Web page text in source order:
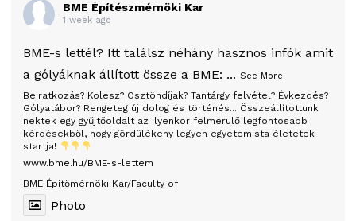
BME Építészmérnöki Kar
1 week ago
BME-s lettél? Itt találsz néhány hasznos infók amit
a gólyáknak állított össze a BME:
Beiratkozás? Kolesz? Ösztöndíjak? Tantárgy felvétel? Évkezdés?
Gólyatábor? Rengeteg új dolog és történés... Összeállítottunk
nektek egy gyűjtőoldalt az ilyenkor felmerülő legfontosabb
kérdésekből, hogy gördülékeny legyen egyetemista életetek
startja!
www.bme.hu/BME-s-lettem
BME Építőmérnöki Kar/Faculty of
... See More
Photo